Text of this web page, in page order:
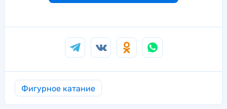
Фигурное катание